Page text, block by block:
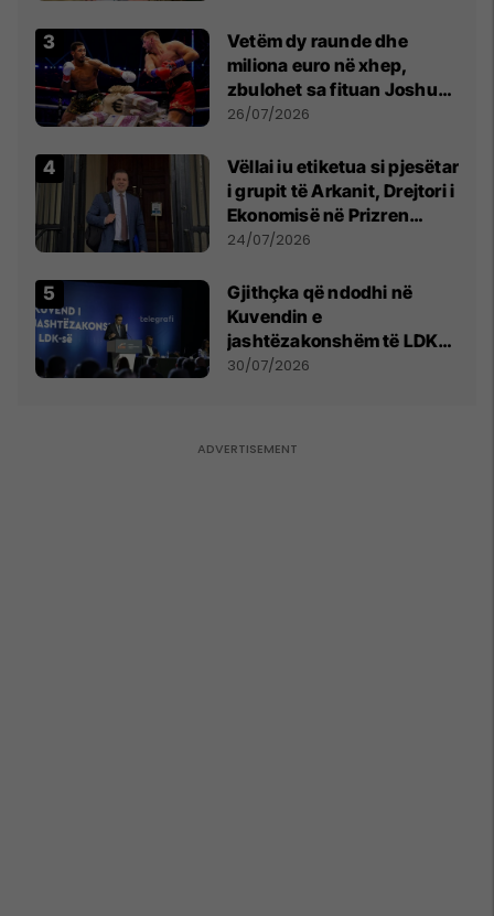
Vetëm dy raunde dhe
miliona euro në xhep,
zbulohet sa fituan Joshua
e Prenga
26/07/2026
Vëllai iu etiketua si pjesëtar
i grupit të Arkanit, Drejtori i
Ekonomisë në Prizren
mohon pretendimet
24/07/2026
Gjithçka që ndodhi në
Kuvendin e
jashtëzakonshëm të LDK-
së
30/07/2026